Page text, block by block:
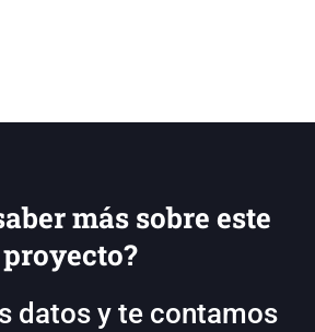
más sobre este
proyecto?
datos y te contamos